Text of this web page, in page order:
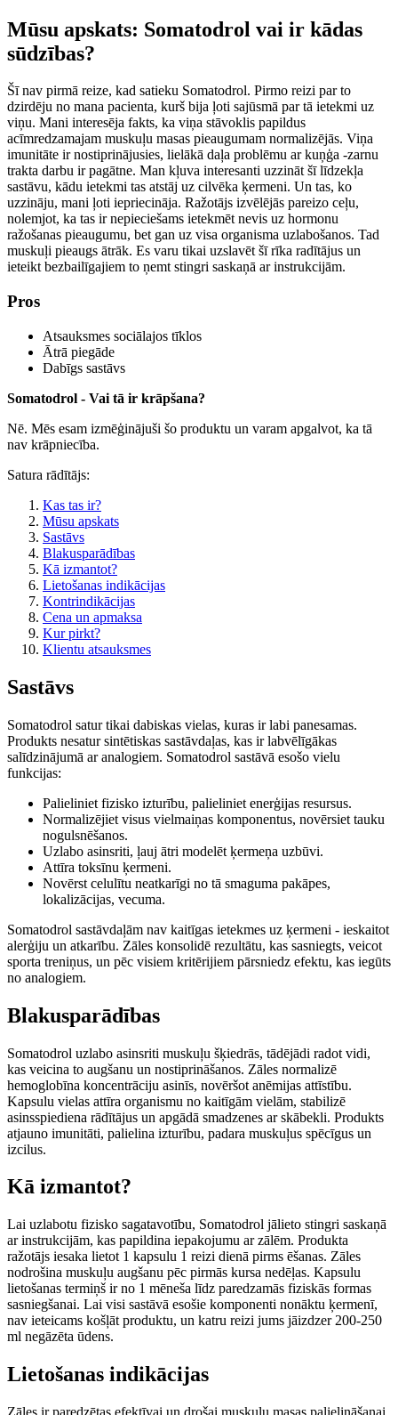
Mūsu apskats: Somatodrol vai ir kādas
sūdzības?
Šī nav pirmā reize, kad satieku Somatodrol. Pirmo reizi par to
dzirdēju no mana pacienta, kurš bija ļoti sajūsmā par tā ietekmi uz
viņu. Mani interesēja fakts, ka viņa stāvoklis papildus
acīmredzamajam muskuļu masas pieaugumam normalizējās. Viņa
imunitāte ir nostiprinājusies, lielākā daļa problēmu ar kuņģa -zarnu
trakta darbu ir pagātne. Man kļuva interesanti uzzināt šī līdzekļa
sastāvu, kādu ietekmi tas atstāj uz cilvēka ķermeni. Un tas, ko
uzzināju, mani ļoti iepriecināja. Ražotājs izvēlējās pareizo ceļu,
nolemjot, ka tas ir nepieciešams ietekmēt nevis uz hormonu
ražošanas pieaugumu, bet gan uz visa organisma uzlabošanos. Tad
muskuļi pieaugs ātrāk. Es varu tikai uzslavēt šī rīka radītājus un
ieteikt bezbailīgajiem to ņemt stingri saskaņā ar instrukcijām.
Pros
Atsauksmes sociālajos tīklos
Ātrā piegāde
Dabīgs sastāvs
Somatodrol - Vai tā ir krāpšana?
Nē. Mēs esam izmēģinājuši šo produktu un varam apgalvot, ka tā
nav krāpniecība.
Satura rādītājs:
Kas tas ir?
Mūsu apskats
Sastāvs
Blakusparādības
Kā izmantot?
Lietošanas indikācijas
Kontrindikācijas
Cena un apmaksa
Kur pirkt?
Klientu atsauksmes
Sastāvs
Somatodrol satur tikai dabiskas vielas, kuras ir labi panesamas.
Produkts nesatur sintētiskas sastāvdaļas, kas ir labvēlīgākas
salīdzinājumā ar analogiem. Somatodrol sastāvā esošo vielu
funkcijas:
Palieliniet fizisko izturību, palieliniet enerģijas resursus.
Normalizējiet visus vielmaiņas komponentus, novērsiet tauku
nogulsnēšanos.
Uzlabo asinsriti, ļauj ātri modelēt ķermeņa uzbūvi.
Attīra toksīnu ķermeni.
Novērst celulītu neatkarīgi no tā smaguma pakāpes,
lokalizācijas, vecuma.
Somatodrol sastāvdaļām nav kaitīgas ietekmes uz ķermeni - ieskaitot
alerģiju un atkarību. Zāles konsolidē rezultātu, kas sasniegts, veicot
sporta treniņus, un pēc visiem kritērijiem pārsniedz efektu, kas iegūts
no analogiem.
Blakusparādības
Somatodrol uzlabo asinsriti muskuļu šķiedrās, tādējādi radot vidi,
kas veicina to augšanu un nostiprināšanos. Zāles normalizē
hemoglobīna koncentrāciju asinīs, novēršot anēmijas attīstību.
Kapsulu vielas attīra organismu no kaitīgām vielām, stabilizē
asinsspiediena rādītājus un apgādā smadzenes ar skābekli. Produkts
atjauno imunitāti, palielina izturību, padara muskuļus spēcīgus un
izcilus.
Kā izmantot?
Lai uzlabotu fizisko sagatavotību, Somatodrol jālieto stingri saskaņā
ar instrukcijām, kas papildina iepakojumu ar zālēm. Produkta
ražotājs iesaka lietot 1 kapsulu 1 reizi dienā pirms ēšanas. Zāles
nodrošina muskuļu augšanu pēc pirmās kursa nedēļas. Kapsulu
lietošanas termiņš ir no 1 mēneša līdz paredzamās fiziskās formas
sasniegšanai. Lai visi sastāvā esošie komponenti nonāktu ķermenī,
nav ieteicams košļāt produktu, un katru reizi jums jāizdzer 200-250
ml negāzēta ūdens.
Lietošanas indikācijas